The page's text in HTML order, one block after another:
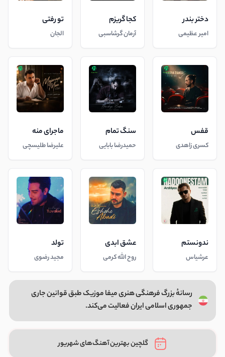
دختر بندر
امیر عظیمی
کجا گریزم
آرمان گرشاسبی
تو رفتی
الجان
قفس
کسری زاهدی
سنگ تمام
حمیدرضا بابایی
ماجرای منه
علیرضا طلیسچی
ندونستم
عرشیاس
عشق ابدی
روح الله کرمی
تولد
مجید رضوی
رسانهٔ بزرگ فرهنگی هنری میفا موزیک طبق قوانین جاری
جمهوری اسلامی ایران فعالیت می‌کند.
گلچین بهترین آهنگ‌های شهریور